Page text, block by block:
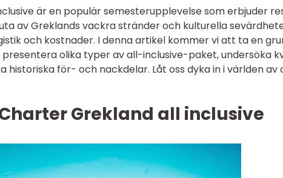
är en populär semesterupplevelse som erbjuder
av Greklands vackra stränder och kulturella
och kostnader. I denna artikel kommer vi att ta en
presentera olika typer av all-inclusive-paket, undersöka
historiska för- och nackdelar. Låt oss dyka in i världen
Grekland all inclusive